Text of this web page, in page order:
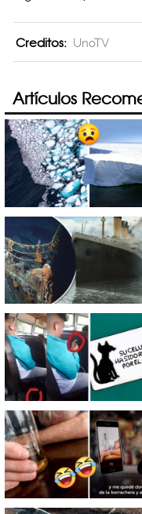
Creditos: UnoTV
Artículos